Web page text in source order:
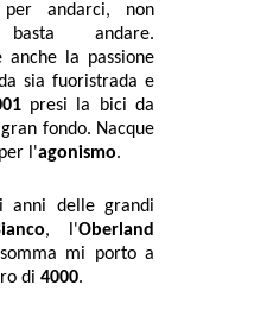
andarci, non
andare.
anche la passione
sia fuoristrada e
presi la bici da
fondo. Nacque
l'agonismo.
anni delle grandi
, l'Oberland
mi porto a
di 4000.